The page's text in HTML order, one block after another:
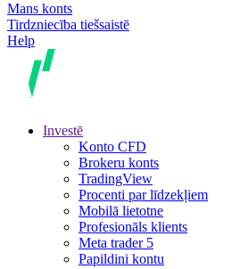
Mans konts
Tirdzniecība tiešsaistē
Help
Investē
Konto CFD
Brokeru konts
TradingView
Procenti par līdzekļiem
Mobilā lietotne
Profesionāls klients
Meta trader 5
Papildini kontu